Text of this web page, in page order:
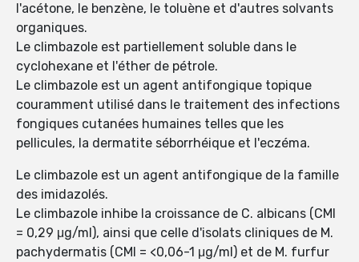
l'acétone, le benzène, le toluène et d'autres solvants
organiques.
Le climbazole est partiellement soluble dans le
cyclohexane et l'éther de pétrole.
Le climbazole est un agent antifongique topique
couramment utilisé dans le traitement des infections
fongiques cutanées humaines telles que les
pellicules, la dermatite séborrhéique et l'eczéma.
Le climbazole est un agent antifongique de la famille
des imidazolés.
Le climbazole inhibe la croissance de C. albicans (CMI
= 0,29 μg/ml), ainsi que celle d'isolats cliniques de M.
pachydermatis (CMI = <0,06-1 μg/ml) et de M. furfur